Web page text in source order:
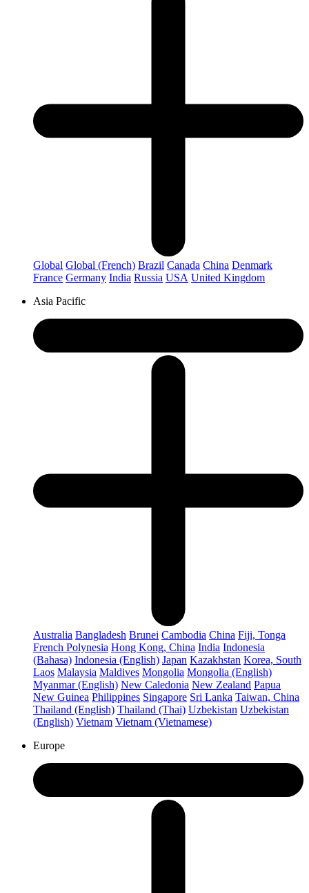
Global Global (French) Brazil Canada China Denmark
France Germany India Russia USA United Kingdom
Asia Pacific
Australia Bangladesh Brunei Cambodia China Fiji, Tonga
French Polynesia Hong Kong, China India Indonesia
(Bahasa) Indonesia (English) Japan Kazakhstan Korea, South
Laos Malaysia Maldives Mongolia Mongolia (English)
Myanmar (English) New Caledonia New Zealand Papua
New Guinea Philippines Singapore Sri Lanka Taiwan, China
Thailand (English) Thailand (Thai) Uzbekistan Uzbekistan
(English) Vietnam Vietnam (Vietnamese)
Europe